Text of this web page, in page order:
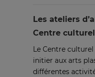
Les ateliers
Centre
Le Centre
initier aux arts
différentes